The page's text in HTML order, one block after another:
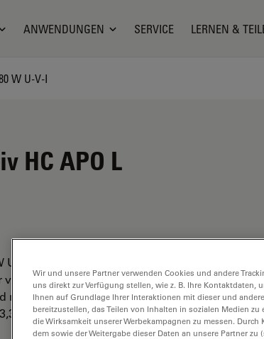
ANWENDUNGEN SERVICE LERNEN &
W U-V-I
HC APO L
U-V-I hat eine Vergrößerung von
0,8. Für den Einsatz in
mit einem M25 Objektivgewinde mit
mm und einem Sichtfeld von FN
Wir und unsere Partner verwenden Cookies und andere
uns direkt zur Verfügung stellen, wie z. B. Ihre Kontaktdaten,
Ihnen auf Grundlage Ihrer Interaktionen mit dieser und
bereitzustellen, das Teilen von Inhalten in sozialen Medien
die Wirksamkeit unserer Werbekampagnen zu messen.
dem sowie der Weitergabe dieser Daten an unsere Partner